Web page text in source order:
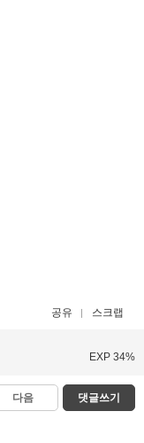
공유 스크랩
EXP 34%
다음 댓글쓰기